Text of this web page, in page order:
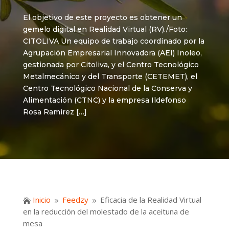
El objetivo de este proyecto es obtener un
gemelo digital en Realidad Virtual (RV)./Foto:
CITOLIVA Un equipo de trabajo coordinado por la
Agrupación Empresarial Innovadora (AEI) Inoleo,
gestionada por Citoliva, y el Centro Tecnológico
Metalmecánico y del Transporte (CETEMET), el
Centro Tecnológico Nacional de la Conserva y
Alimentación (CTNC) y la empresa Ildefonso
Rosa Ramirez […]
 Inicio 9 Feedzy 9 Eficacia de la Realidad Virtual
en la reducción del molestado de la aceituna de
mesa